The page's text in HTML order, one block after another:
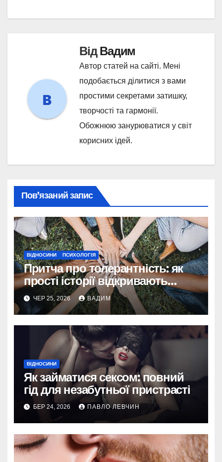
ВідВадим
Автор статей на сайті. Мені
подобається ділитися з вами
простими секретами затишку,
творчості та гармонії.
Обожнюю занурюватися у світ
корисних ідей.
Пов’язаний запис
ВІДНОСИНИ ПСИХОЛОГІЯ
Притча про толерантність: як
прості історії відкривають
шлях до глибокого прийняття в
складному світі
ЧЕР 25, 2026 ВАДИМ
ВІДНОСИНИ
Як займатися сексом: повний
гід для незабутньої пристрасті
БЕР 24, 2026 ПАВЛО ЛЕВЧИН